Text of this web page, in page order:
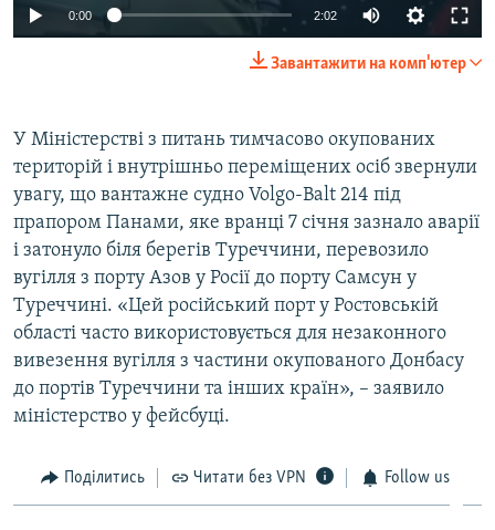
0:00 2:02
Завантажити на комп'ютер
У Міністерстві з питань тимчасово окупованих
територій і внутрішньо переміщених осіб звернули
увагу, що вантажне судно Volgo-Balt 214 під
прапором Панами, яке вранці 7 січня зазнало аварії
і затонуло біля берегів Туреччини, перевозило
вугілля з порту Азов у Росії до порту Самсун у
Туреччині. «Цей російський порт у Ростовській
області часто використовується для незаконного
вивезення вугілля з частини окупованого Донбасу
до портів Туреччини та інших країн», – заявило
міністерство у фейсбуці.
Поділитись Читати без VPN Follow us